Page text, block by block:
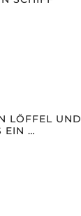
LÖFFEL UND
EIN …